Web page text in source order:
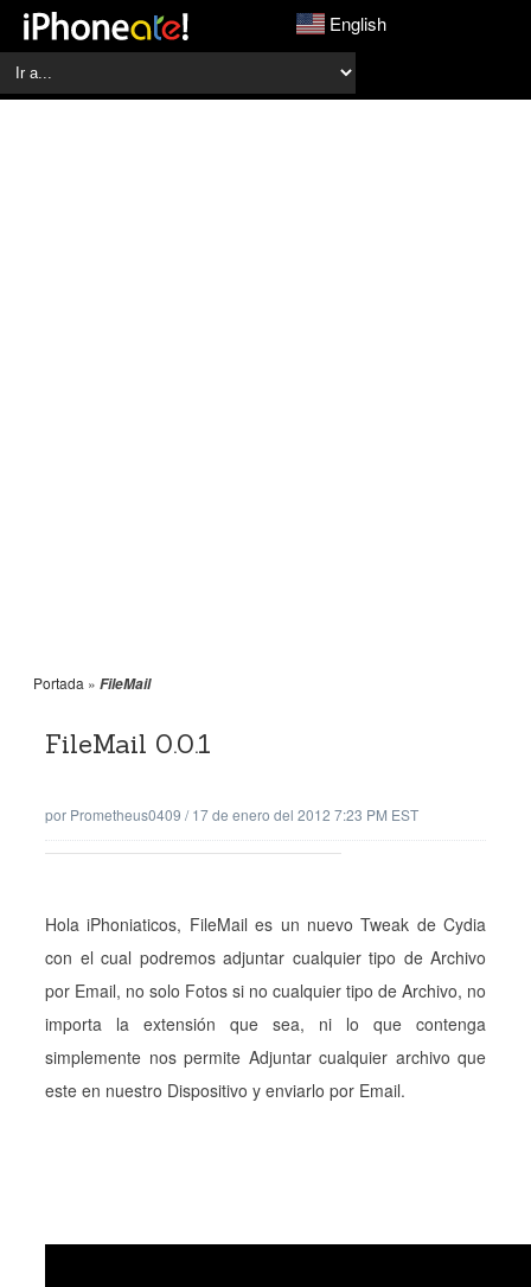
English
Portada » FileMail
FileMail 0.0.1
por Prometheus0409 /17 de enero del 2012 7:23 PM EST
Hola iPhoniaticos, FileMail es un nuevo Tweak de Cydia
con el cual podremos adjuntar cualquier tipo de Archivo
por Email, no solo Fotos si no cualquier tipo de Archivo, no
importa la extensión que sea, ni lo que contenga
simplemente nos permite Adjuntar cualquier archivo que
este en nuestro Dispositivo y enviarlo por Email.